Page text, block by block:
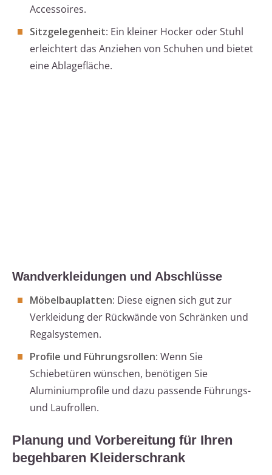
Accessoires.
Sitzgelegenheit: Ein kleiner Hocker oder Stuhl
erleichtert das Anziehen von Schuhen und bietet
eine Ablagefläche.
Wandverkleidungen und Abschlüsse
Möbelbauplatten: Diese eignen sich gut zur
Verkleidung der Rückwände von Schränken und
Regalsystemen.
Profile und Führungsrollen: Wenn Sie
Schiebetüren wünschen, benötigen Sie
Aluminiumprofile und dazu passende Führungs-
und Laufrollen.
Planung und Vorbereitung für Ihren
begehbaren Kleiderschrank